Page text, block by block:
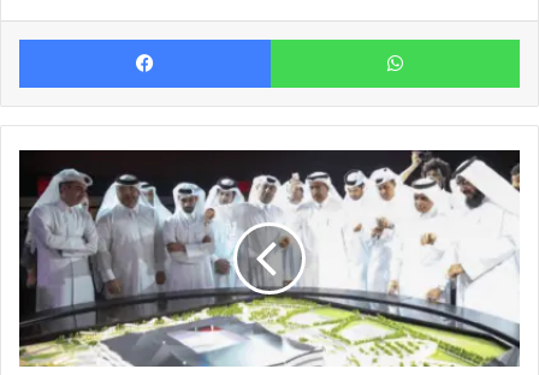
Facebook
മേഖലയിൽ
അഴിമതി
കുറവുള്ള
രണ്ടാമത്തെ
രാജ്യമായി
ഖത്തർ;
എന്നാൽ!